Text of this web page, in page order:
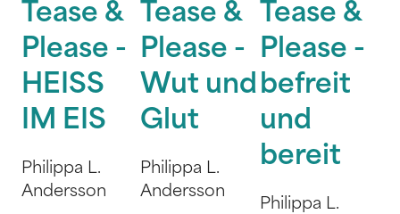
Tease &
Please -
HEISS
IM EIS
Philippa L.
Andersson
Tease &
Please -
Wut und
Glut
Philippa L.
Andersson
Tease &
Please -
befreit
und
bereit
Philippa L.